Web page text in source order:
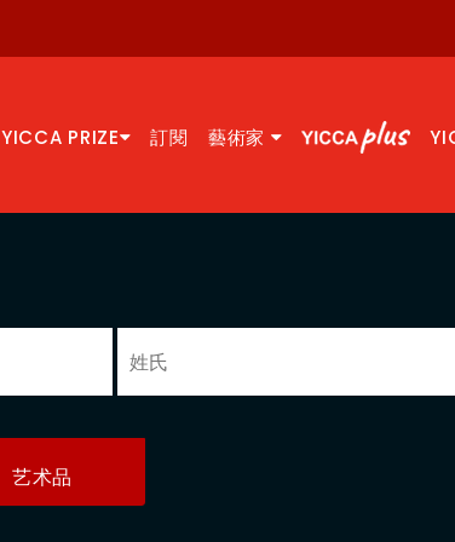
YICCA PRIZE 訂閱 藝術家
艺术品